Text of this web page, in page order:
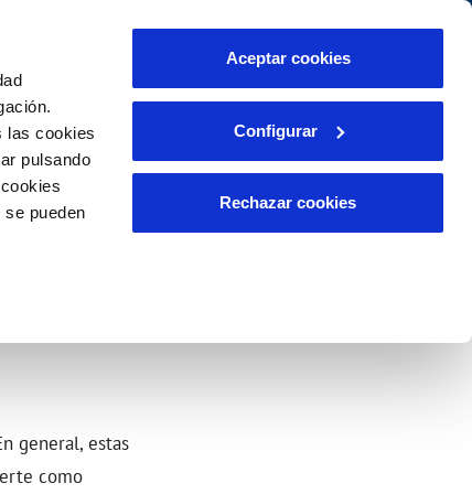
las cookies
pulsando
pueden
Aceptar cookies
Configurar
Rechazar cookies
INCIDENCIAS
Comunica anomalías o posibles
PORTAL DE TRANSPARENCIA
Área de clientes
general, estas
como